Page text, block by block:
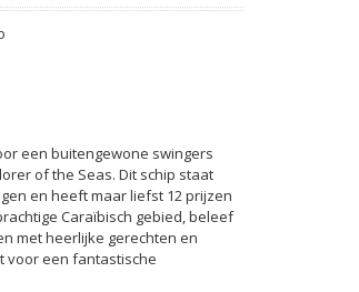
een buitengewone swingers
of the Seas. Dit schip staat
en heeft maar liefst 12 prijzen
Caraïbisch gebied, beleef
met heerlijke gerechten en
voor een fantastische